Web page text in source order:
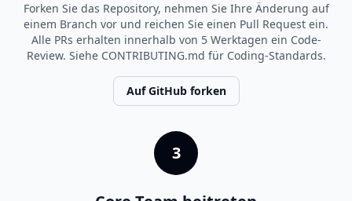
Forken Sie das Repository, nehmen Sie Ihre Änderung auf
einem Branch vor und reichen Sie einen Pull Request ein.
Alle PRs erhalten innerhalb von 5 Werktagen ein Code-
Review. Siehe CONTRIBUTING.md für Coding-Standards.
Auf GitHub forken
3